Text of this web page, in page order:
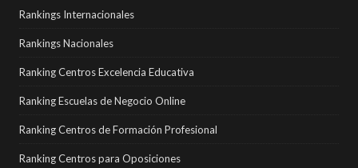
Rankings Internacionales
Rankings Nacionales
Ranking Centros Excelencia Educativa
Ranking Escuelas de Negocio Online
Ranking Centros de Formación Profesional
Ranking Centros para Oposiciones